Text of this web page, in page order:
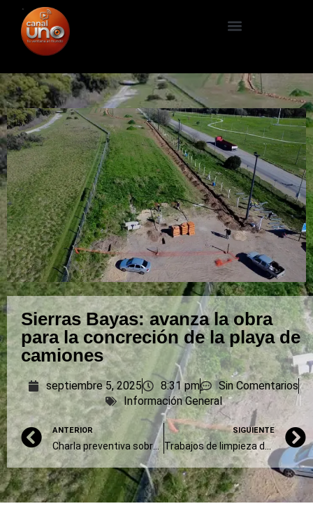
Sierras Bayas: avanza la obra
para la concreción de la playa de
camiones
septiembre 5, 2025 8:31 pm
Sin Comentarios
Información General
ANTERIOR
Charla preventiva sobre tabaquismo en Bomberos de Olavarría
SIGUIENTE